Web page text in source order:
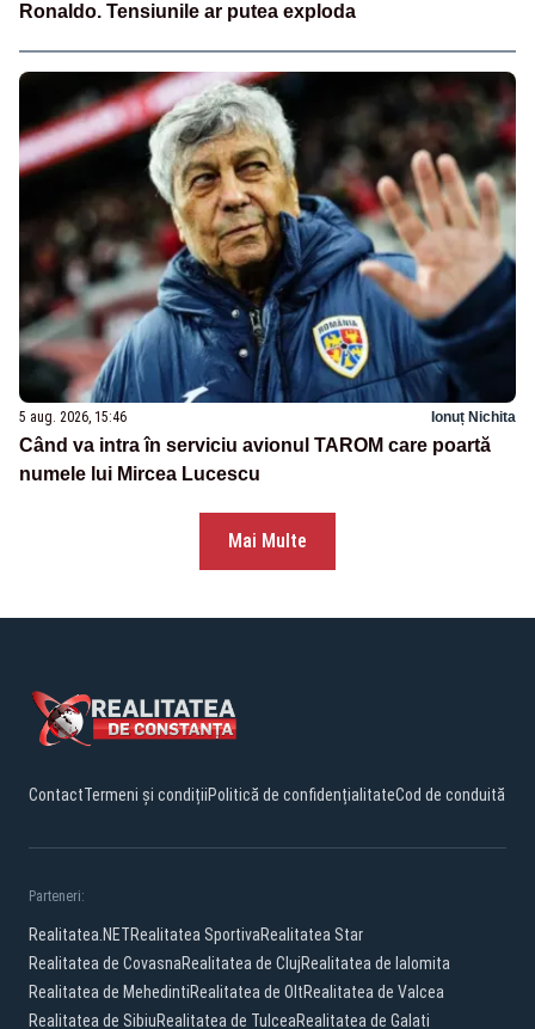
Ronaldo. Tensiunile ar putea exploda
5 aug. 2026, 15:46 Ionuț Nichita
Când va intra în serviciu avionul TAROM care poartă
numele lui Mircea Lucescu
Mai Multe
ContactTermeni și condițiiPolitică de confidențialitateCod de conduită
Parteneri:
Realitatea.NETRealitatea SportivaRealitatea Star
Realitatea de CovasnaRealitatea de ClujRealitatea de Ialomita
Realitatea de MehedintiRealitatea de OltRealitatea de Valcea
Realitatea de SibiuRealitatea de TulceaRealitatea de Galati